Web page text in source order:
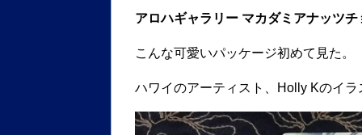
アロハギャラリー マカダミアナッツチ
こんな可愛いパッケージ初めて見た。
ハワイのアーティスト、Holly Kのイラ